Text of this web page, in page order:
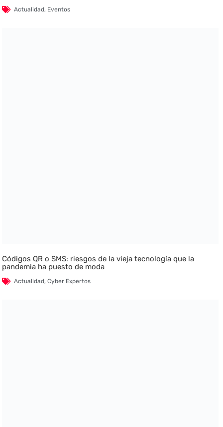
Actualidad, Eventos
Códigos QR o SMS: riesgos de la vieja tecnología que la
pandemia ha puesto de moda
Actualidad,Cyber Expertos